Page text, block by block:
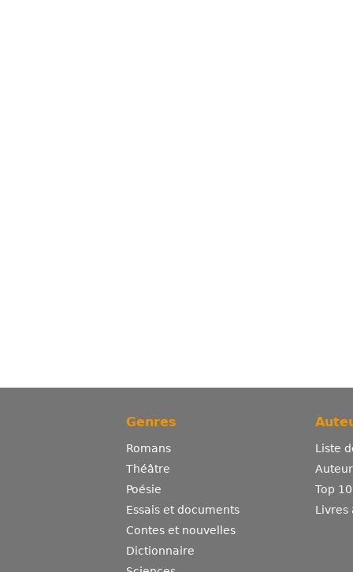
Genres
Romans
Théâtre
Poésie
Essais et documents
Contes et nouvelles
Dictionnaire
Liste
Top
Livres